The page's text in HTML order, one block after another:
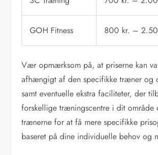
GOH Fitness 800 kr. –
Vær opmærksom på, at priserne kan
afhængigt af den specifikke træner og
samt eventuelle ekstra faciliteter, der
forskellige træningscentre i dit område
trænerne for at få mere specifikke
baseret på dine individuelle behov og